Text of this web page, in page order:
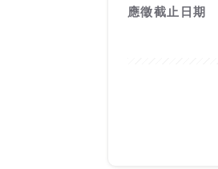
應徵截止日期